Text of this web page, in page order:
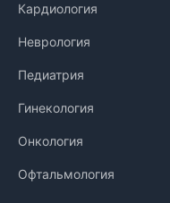
Кардиология
Неврология
Педиатрия
Гинекология
Онкология
Офтальмология